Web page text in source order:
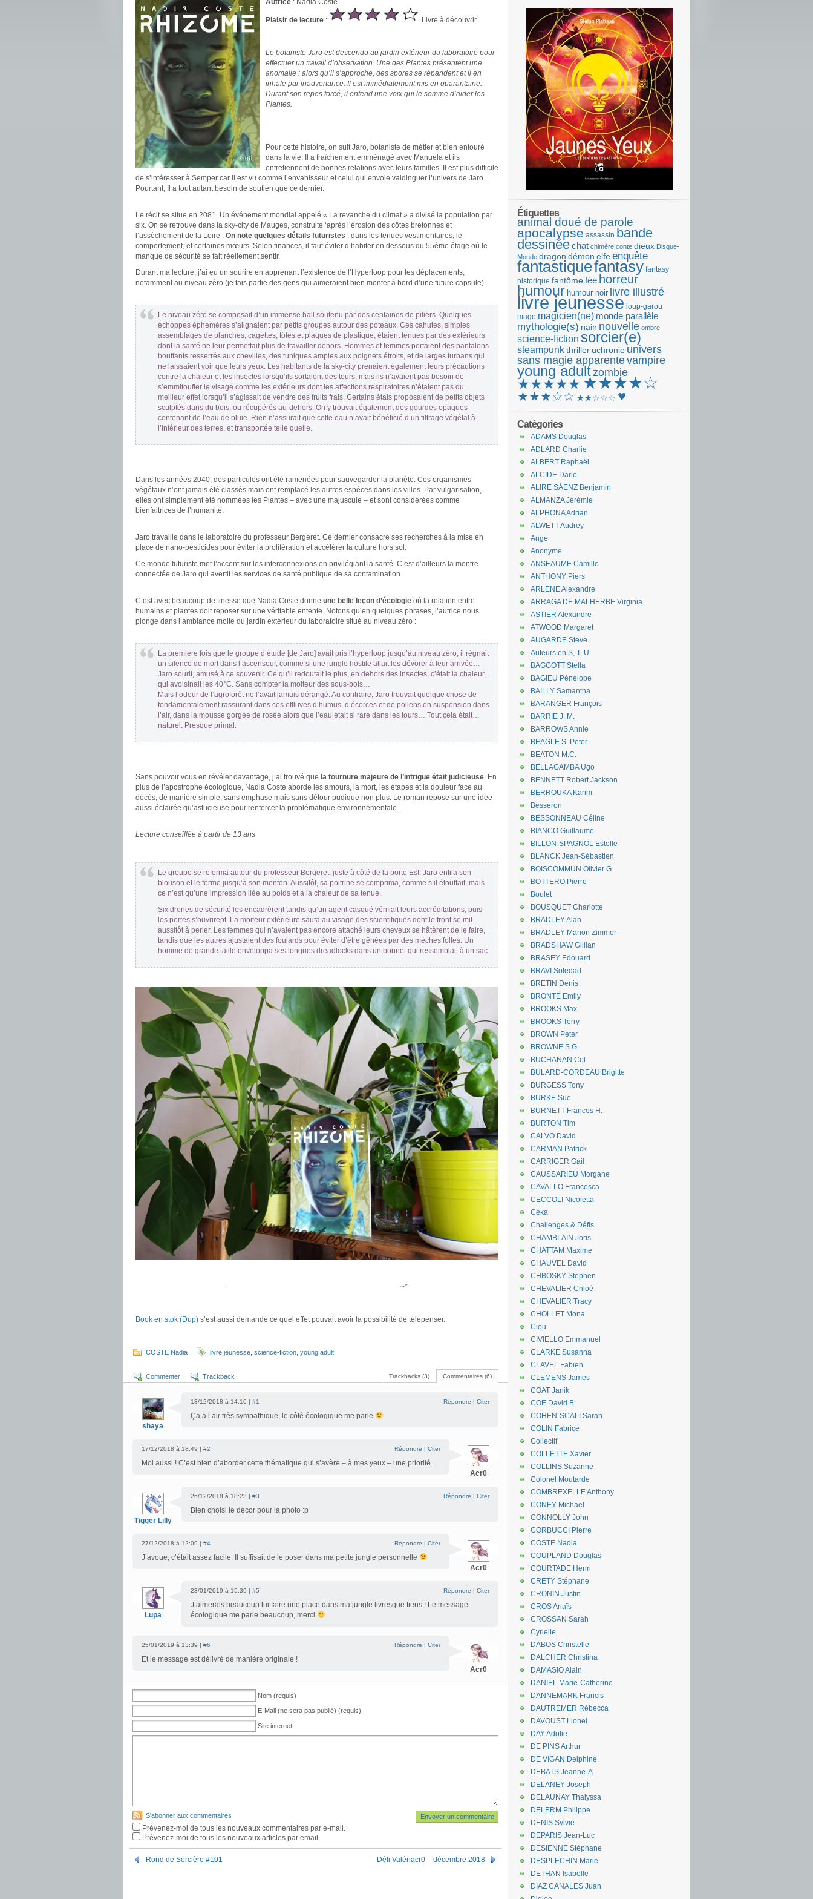
Autrice : Nadia Coste
Plaisir de lecture :
Livre à découvrir
Le botaniste Jaro est descendu au jardin extérieur du laboratoire pour
effectuer un travail d’observation. Une des Plantes présentent une
anomalie : alors qu’il s’approche, des spores se répandent et il en
inhale par inadvertance. Il est immédiatement mis en quarantaine.
Durant son repos forcé, il entend une voix qui le somme d’aider les
Plantes.
Pour cette histoire, on suit Jaro, botaniste de métier et bien entouré
dans la vie. Il a fraîchement emménagé avec Manuela et ils
entretiennent de bonnes relations avec leurs familles. Il est plus difficile
de s’intéresser à Semper car il est vu comme l’envahisseur et celui qui envoie valdinguer l’univers de Jaro.
Pourtant, Il a tout autant besoin de soutien que ce dernier.
Le récit se situe en 2081. Un événement mondial appelé « La revanche du climat » a divisé la population par
six. On se retrouve dans la sky-city de Mauges, construite ‘après l’érosion des côtes bretonnes et
l’assèchement de la Loire’. On note quelques détails futuristes : dans les tenues vestimentaires, le
comportement, et certaines mœurs. Selon finances, il faut éviter d’habiter en dessous du 55ème étage où le
manque de sécurité se fait réellement sentir.
Durant ma lecture, j’ai eu un sourire en apprenant l’existence de l’Hyperloop pour les déplacements,
notamment au niveau zéro (je fais partie des gens qui aimeraient bien monter à bord d’une future capsule).
Le niveau zéro se composait d’un immense hall soutenu par des centaines de piliers. Quelques
échoppes éphémères s’alignaient par petits groupes autour des poteaux. Ces cahutes, simples
assemblages de planches, cagettes, tôles et plaques de plastique, étaient tenues par des extérieurs
dont la santé ne leur permettait plus de travailler dehors. Hommes et femmes portaient des pantalons
bouffants resserrés aux chevilles, des tuniques amples aux poignets étroits, et de larges turbans qui
ne laissaient voir que leurs yeux. Les habitants de la sky-city prenaient également leurs précautions
contre la chaleur et les insectes lorsqu’ils sortaient des tours, mais ils n’avaient pas besoin de
s’emmitoufler le visage comme les extérieurs dont les affections respiratoires n’étaient pas du
meilleur effet lorsqu’il s’agissait de vendre des fruits frais. Certains étals proposaient de petits objets
sculptés dans du bois, ou récupérés au-dehors. On y trouvait également des gourdes opaques
contenant de l’eau de pluie. Rien n’assurait que cette eau n’avait bénéficié d’un filtrage végétal à
l’intérieur des terres, et transportée telle quelle.
Dans les années 2040, des particules ont été ramenées pour sauvegarder la planète. Ces organismes
végétaux n’ont jamais été classés mais ont remplacé les autres espèces dans les villes. Par vulgarisation,
elles ont simplement été nommées les Plantes – avec une majuscule – et sont considérées comme
bienfaitrices de l’humanité.
Jaro travaille dans le laboratoire du professeur Bergeret. Ce dernier consacre ses recherches à la mise en
place de nano-pesticides pour éviter la prolifération et accélérer la culture hors sol.
Ce monde futuriste met l’accent sur les interconnexions en privilégiant la santé. C’est d’ailleurs la montre
connectée de Jaro qui avertit les services de santé publique de sa contamination.
C’est avec beaucoup de finesse que Nadia Coste donne une belle leçon d’écologie où la relation entre
humains et plantes doit reposer sur une véritable entente. Notons qu’en quelques phrases, l’autrice nous
plonge dans l’ambiance moite du jardin extérieur du laboratoire situé au niveau zéro :
La première fois que le groupe d’étude [de Jaro] avait pris l’hyperloop jusqu’au niveau zéro, il régnait
un silence de mort dans l’ascenseur, comme si une jungle hostile allait les dévorer à leur arrivée…
Jaro sourit, amusé à ce souvenir. Ce qu’il redoutait le plus, en dehors des insectes, c’était la chaleur,
qui avoisinait les 40°C. Sans compter la moiteur des sous-bois…
Mais l’odeur de l’agroforêt ne l’avait jamais dérangé. Au contraire, Jaro trouvait quelque chose de
fondamentalement rassurant dans ces effluves d’humus, d’écorces et de pollens en suspension dans
l’air, dans la mousse gorgée de rosée alors que l’eau était si rare dans les tours… Tout cela était…
naturel. Presque primal.
Sans pouvoir vous en révéler davantage, j’ai trouvé que la tournure majeure de l’intrigue était judicieuse. En
plus de l’apostrophe écologique, Nadia Coste aborde les amours, la mort, les étapes et la douleur face au
décès, de manière simple, sans emphase mais sans détour pudique non plus. Le roman repose sur une idée
aussi éclairée qu’astucieuse pour renforcer la problématique environnementale.
Lecture conseillée à partir de 13 ans
Le groupe se reforma autour du professeur Bergeret, juste à côté de la porte Est. Jaro enfila son
blouson et le ferme jusqu’à son menton. Aussitôt, sa poitrine se comprima, comme s’il étouffait, mais
ce n’est qu’une impression liée au poids et à la chaleur de sa tenue.
Six drones de sécurité les encadrèrent tandis qu’un agent casqué vérifiait leurs accréditations, puis
les portes s’ouvrirent. La moiteur extérieure sauta au visage des scientifiques dont le front se mit
aussitôt à perler. Les femmes qui n’avaient pas encore attaché leurs cheveux se hâtèrent de le faire,
tandis que les autres ajustaient des foulards pour éviter d’être gênées par des mèches folles. Un
homme de grande taille enveloppa ses longues dreadlocks dans un bonnet qui ressemblait à un sac.
————————————————————————~*
Book en stok (Dup) s’est aussi demandé ce quel effet pouvait avoir la possibilité de télépenser.
COSTE Nadia livre jeunesse science-fiction young adult
Commentaires (6)
Trackbacks (3)
Commenter Trackback
shaya
13/12/2018 à 14:10 | #1 Répondre | Citer
Ça a l’air très sympathique, le côté écologique me parle
Acr0
17/12/2018 à 18:49 | #2 Répondre | Citer
Moi aussi ! C’est bien d’aborder cette thématique qui s’avère – à mes yeux – une priorité.
Tigger Lilly
26/12/2018 à 18:23 | #3 Répondre | Citer
Bien choisi le décor pour la photo :p
Acr0
27/12/2018 à 12:09 | #4 Répondre | Citer
J’avoue, c’était assez facile. Il suffisait de le poser dans ma petite jungle personnelle
Lupa
23/01/2019 à 15:39 | #5 Répondre | Citer
J’aimerais beaucoup lui faire une place dans ma jungle livresque tiens ! Le message
écologique me parle beaucoup, merci
Acr0
25/01/2019 à 13:39 | #6 Répondre | Citer
Et le message est délivré de manière originale !
Nom (requis)
E-Mail (ne sera pas publié) (requis)
Site internet
S'abonner aux commentaires
Prévenez-moi de tous les nouveaux commentaires par e-mail.
Prévenez-moi de tous les nouveaux articles par email.
Rond de Sorcière #101 Défi Valériacr0 – décembre 2018
Étiquettes
animal doué de parole
apocalypse assassin bande
dessinéechat chimère conte dieux Disque-
Monde dragon démon elfeenquête
fantastiquefantasy fantasy
historique fantômefée horreur
humour humour noir livre illustré
livre jeunesse loup-garou
mage magicien(ne) monde parallèle
mythologie(s) nain nouvelle ombre
science-fiction sorcier(e)
steampunkthriller uchronie univers
sans magie apparentevampire
young adultzombie
★★★★★ ★★★★☆
★★★☆☆ ★★☆☆☆ ♥
Catégories
ADAMS Douglas
ADLARD Charlie
ALBERT Raphaël
ALCIDE Dario
ALIRE SÁENZ Benjamin
ALMANZA Jérémie
ALPHONA Adrian
ALWETT Audrey
Ange
Anonyme
ANSEAUME Camille
ANTHONY Piers
ARLENE Alexandre
ARRAGA DE MALHERBE Virginia
ASTIER Alexandre
ATWOOD Margaret
AUGARDE Steve
Auteurs en S, T, U
BAGGOTT Stella
BAGIEU Pénélope
BAILLY Samantha
BARANGER François
BARRIE J. M.
BARROWS Annie
BEAGLE S. Peter
BEATON M.C.
BELLAGAMBA Ugo
BENNETT Robert Jackson
BERROUKA Karim
Besseron
BESSONNEAU Céline
BIANCO Guillaume
BILLON-SPAGNOL Estelle
BLANCK Jean-Sébastien
BOISCOMMUN Olivier G.
BOTTERO Pierre
Boulet
BOUSQUET Charlotte
BRADLEY Alan
BRADLEY Marion Zimmer
BRADSHAW Gillian
BRASEY Edouard
BRAVI Soledad
BRETIN Denis
BRONTË Emily
BROOKS Max
BROOKS Terry
BROWN Peter
BROWNE S.G.
BUCHANAN Col
BULARD-CORDEAU Brigitte
BURGESS Tony
BURKE Sue
BURNETT Frances H.
BURTON Tim
CALVO David
CARMAN Patrick
CARRIGER Gail
CAUSSARIEU Morgane
CAVALLO Francesca
CECCOLI Nicoletta
Céka
Challenges & Défis
CHAMBLAIN Joris
CHATTAM Maxime
CHAUVEL David
CHBOSKY Stephen
CHEVALIER Chloé
CHEVALIER Tracy
CHOLLET Mona
Ciou
CIVIELLO Emmanuel
CLARKE Susanna
CLAVEL Fabien
CLEMENS James
COAT Janik
COE David B.
COHEN-SCALI Sarah
COLIN Fabrice
Collectif
COLLETTE Xavier
COLLINS Suzanne
Colonel Moutarde
COMBREXELLE Anthony
CONEY Michael
CONNOLLY John
CORBUCCI Pierre
COSTE Nadia
COUPLAND Douglas
COURTADE Henri
CRETY Stéphane
CRONIN Justin
CROS Anaïs
CROSSAN Sarah
Cyrielle
DABOS Christelle
DALCHER Christina
DAMASIO Alain
DANIEL Marie-Catherine
DANNEMARK Francis
DAUTREMER Rébecca
DAVOUST Lionel
DAY Adolie
DE PINS Arthur
DE VIGAN Delphine
DEBATS Jeanne-A
DELANEY Joseph
DELAUNAY Thalyssa
DELERM Philippe
DENIS Sylvie
DEPARIS Jean-Luc
DESIENNE Stéphane
DESPLECHIN Marie
DETHAN Isabelle
DIAZ CANALES Juan